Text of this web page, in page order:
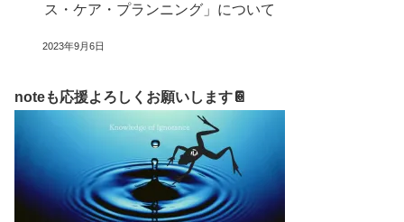
ス・ケア・プランニング」について
2023年9月6日
noteも応援よろしくお願いします📔